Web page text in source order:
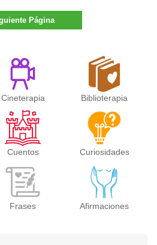
Página
Cineterapia Biblioterapia
Cuentos Curiosidades
Frases Afirmaciones